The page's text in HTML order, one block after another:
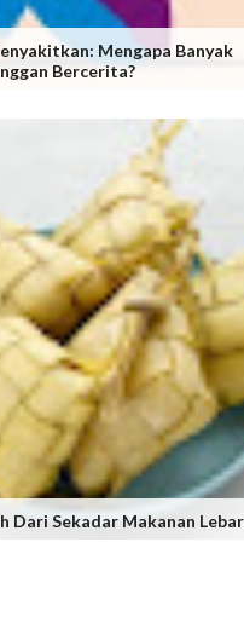
Mengapa Banyak
Bercerita?
Dari Sekadar Makanan